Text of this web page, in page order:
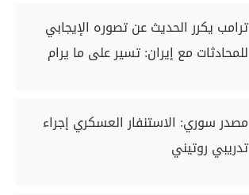
ترامب يكرر الحديث عن تصوره الإيجابي
للمحادثات مع إيران: تسير ‌على ما يرام
مصدر سوري: الاستنفار العسكري إجراء
تدريبي روتيني